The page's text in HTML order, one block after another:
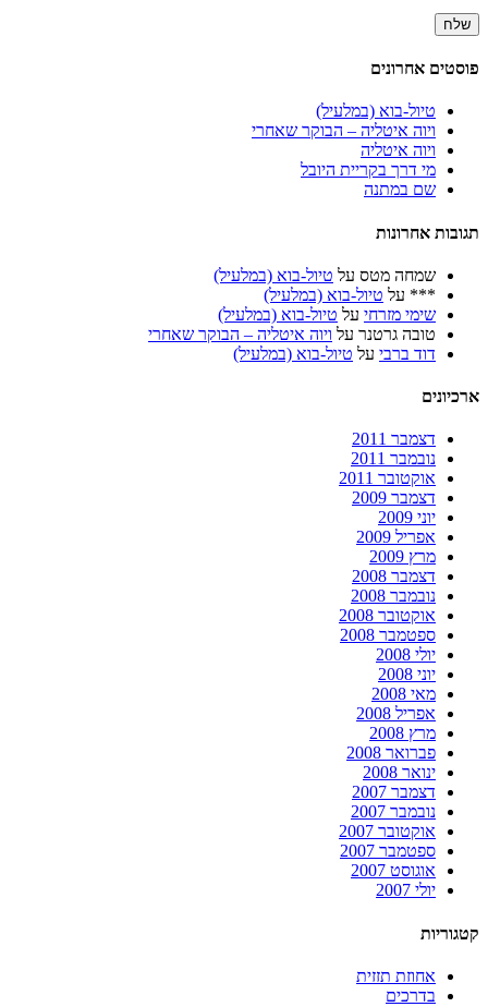
פוסטים אחרונים
טיול-בוא (במלעיל)
ויוה איטליה – הבוקר שאחרי
ויוה איטליה
מי דרך בקריית היובל
שם במתנה
תגובות אחרונות
שמחה מטס על טיול-בוא (במלעיל)
*** על טיול-בוא (במלעיל)
שימי מזרחי על טיול-בוא (במלעיל)
טובה גרטנר על ויוה איטליה – הבוקר שאחרי
דוד ברבי על טיול-בוא (במלעיל)
ארכיונים
דצמבר 2011
נובמבר 2011
אוקטובר 2011
דצמבר 2009
יוני 2009
אפריל 2009
מרץ 2009
דצמבר 2008
נובמבר 2008
אוקטובר 2008
ספטמבר 2008
יולי 2008
יוני 2008
מאי 2008
אפריל 2008
מרץ 2008
פברואר 2008
ינואר 2008
דצמבר 2007
נובמבר 2007
אוקטובר 2007
ספטמבר 2007
אוגוסט 2007
יולי 2007
קטגוריות
אחוזת תזזית
בדרכים